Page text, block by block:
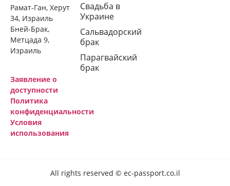
Рамат-Ган, Херут
34, Израиль
Бней-Брак,
Метцада 9,
Израиль
Заявление о
доступности
Политика
конфиденциальности
Условия
использования
Свадьба в
Украине
Сальвадорский
брак
Парагвайский
брак
All rights reserved © ec-passport.co.il